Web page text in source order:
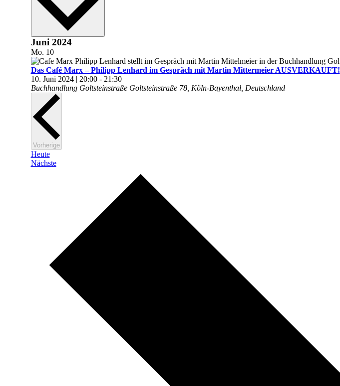
Juni 2024
Mo. 10
Das Café Marx – Philipp Lenhard im Gespräch mit Martin Mittermeier AUSVERKAUFT!
10. Juni 2024 | 20:00- 21:30
Buchhandlung Goltsteinstraße Goltsteinstraße 78, Köln-Bayenthal, Deutschland
VorherigeVeranstaltungen
Heute
NächsteVeranstaltungen